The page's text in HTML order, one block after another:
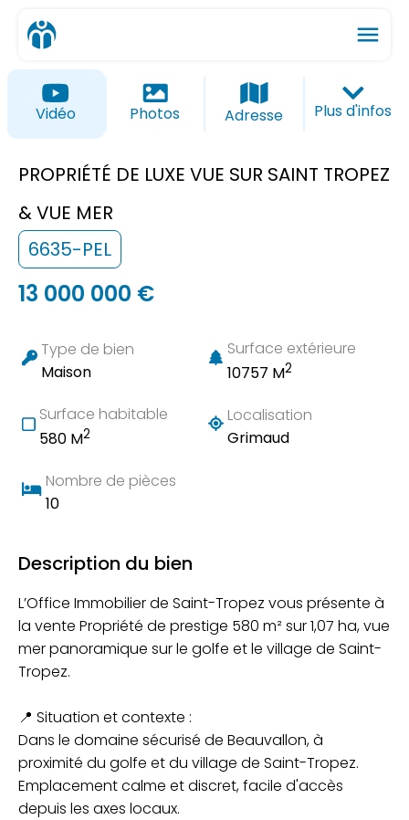
menu
ios_share
Vidéo Photos Adresse Plus d'infos
PROPRIÉTÉ DE LUXE VUE SUR SAINT TROPEZ
& VUE MER
6635-PEL
13 000 000 €
Type de bien
Maison
Surface extérieure
10757 M2
Surface habitable
580 M2
Localisation
Grimaud
Nombre de pièces
10
Description du bien
L’Office Immobilier de Saint-Tropez vous présente à
la vente Propriété de prestige 580 m² sur 1,07 ha, vue
mer panoramique sur le golfe et le village de Saint-
Tropez.
📍 Situation et contexte :
Dans le domaine sécurisé de Beauvallon, à
proximité du golfe et du village de Saint-Tropez.
Emplacement calme et discret, facile d'accès
depuis les axes locaux.